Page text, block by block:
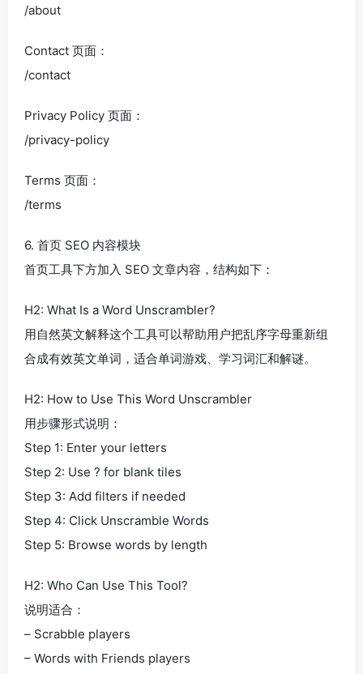
/about
Contact 页面：
/contact
Privacy Policy 页面：
/privacy-policy
Terms 页面：
/terms
6. 首页 SEO 内容模块
首页工具下方加入 SEO 文章内容，结构如下：
H2: What Is a Word Unscrambler?
用自然英文解释这个工具可以帮助用户把乱序字母重新组
合成有效英文单词，适合单词游戏、学习词汇和解谜。
H2: How to Use This Word Unscrambler
用步骤形式说明：
Step 1: Enter your letters
Step 2: Use ? for blank tiles
Step 3: Add filters if needed
Step 4: Click Unscramble Words
Step 5: Browse words by length
H2: Who Can Use This Tool?
说明适合：
– Scrabble players
– Words with Friends players